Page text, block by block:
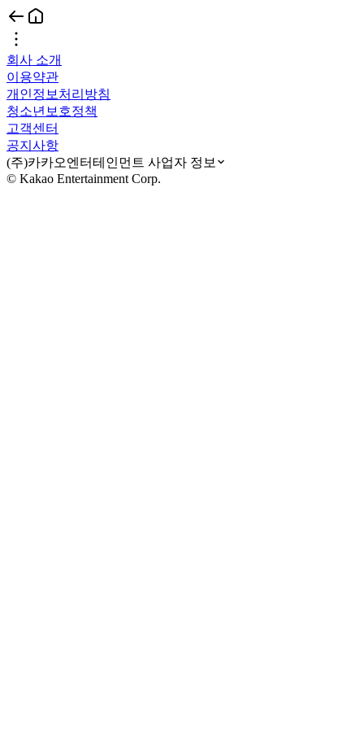
회사 소개
이용약관
개인정보처리방침
청소년보호정책
고객센터
공지사항
(주)카카오엔터테인먼트 사업자 정보
© Kakao Entertainment Corp.